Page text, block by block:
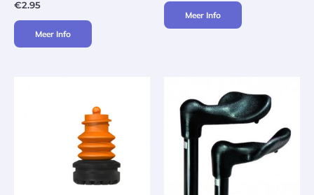
€2.95
Meer Info
Meer Info